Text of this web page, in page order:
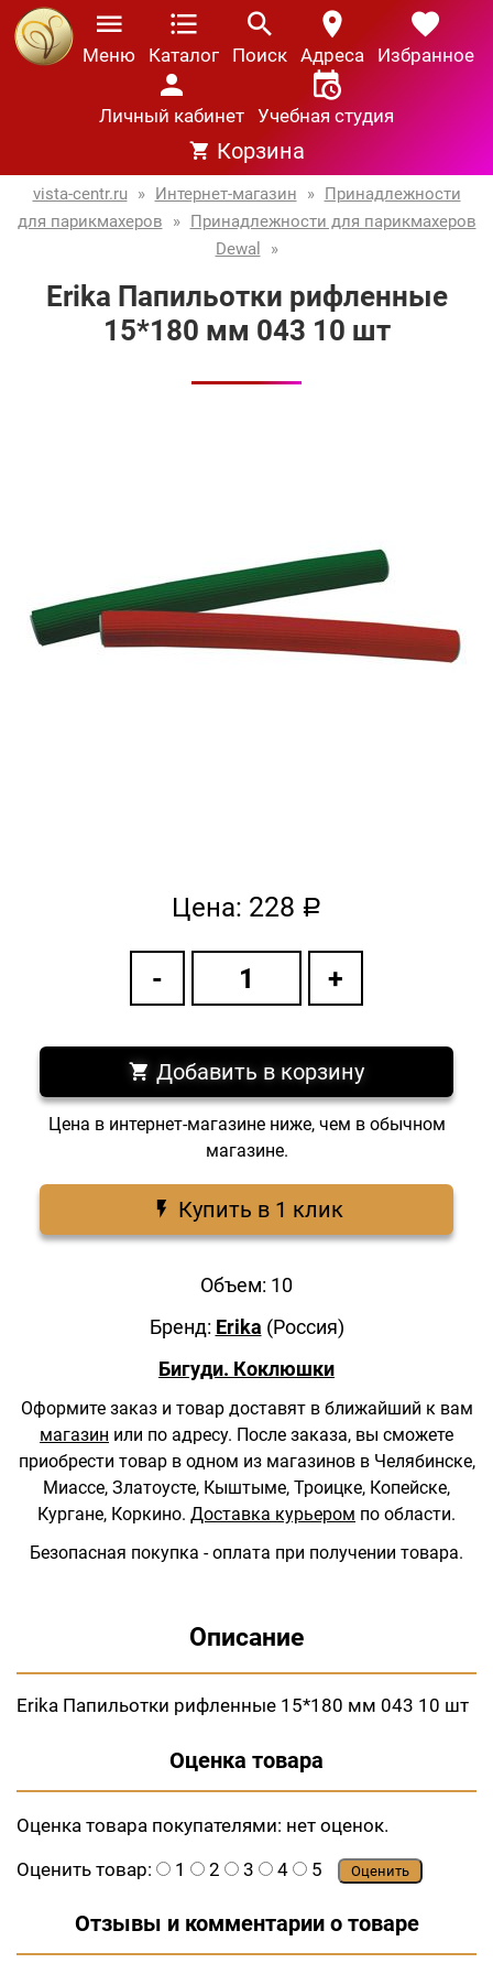
Меню Каталог Поиск Адреса Избранное
Личный кабинет Учебная студия
Корзина
vista-centr.ru » Интернет-магазин » Принадлежности
для парикмахеров
» Принадлежности для парикмахеров
Dewal
»
Erika Папильотки рифленные
15*180 мм 043 10 шт
Цена: 228 a
Добавить в корзину
Цена в интернет-магазине ниже, чем в обычном
магазине.
Купить в 1 клик
Объем: 10
Бренд: Erika (Россия)
Бигуди. Коклюшки
Оформите заказ и товар доставят в ближайший к вам
магазин или по адресу. После заказа, вы сможете
приобрести товар в одном из магазинов в Челябинске,
Миассе, Златоусте, Кыштыме, Троицке, Копейске,
Кургане, Коркино. Доставка курьером по области.
Безопасная покупка - оплата при получении товара.
Описание
Erika Папильотки рифленные 15*180 мм 043 10 шт
Оценка товара
Оценка товара покупателями: нет оценок.
Оценить товар:
1 2 3 4 5 Оценить
Отзывы и комментарии о товаре